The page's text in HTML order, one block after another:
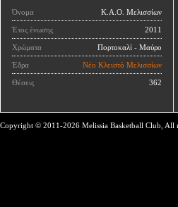
Όνομα Κ.Α.Ο. Μελισσίων
Έτος ένωσης 2011
Χρώματα Πορτοκαλί - Μαύρο
Έδρα Νέο Κλειστό Μελισσίων
Θέσεις 362
Copyright © 2011-2026 Melissia Basketball Club, All